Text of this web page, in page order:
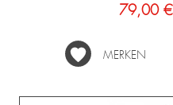
79,00
MERKEN